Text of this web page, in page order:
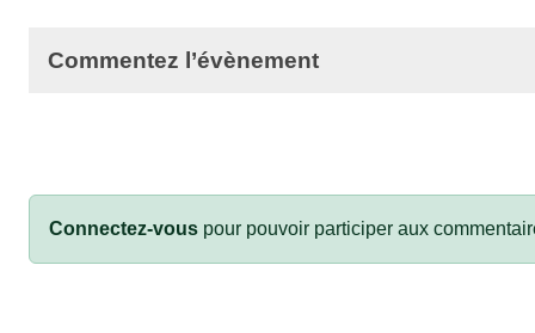
Commentez l’évènement
Connectez-vous pour pouvoir participer aux